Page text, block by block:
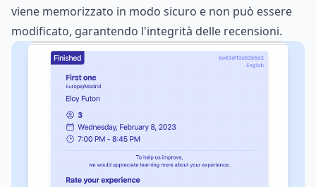
viene memorizzato in modo sicuro e non può essere
modificato, garantendo l'integrità delle recensioni.